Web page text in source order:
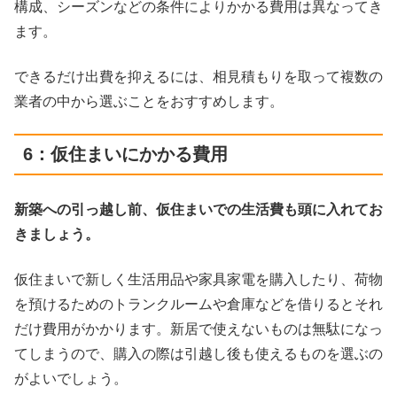
構成、シーズンなどの条件によりかかる費用は異なってき
ます。
できるだけ出費を抑えるには、相見積もりを取って複数の
業者の中から選ぶことをおすすめします。
6：仮住まいにかかる費用
新築への引っ越し前、仮住まいでの生活費も頭に入れてお
きましょう。
仮住まいで新しく生活用品や家具家電を購入したり、荷物
を預けるためのトランクルームや倉庫などを借りるとそれ
だけ費用がかかります。新居で使えないものは無駄になっ
てしまうので、購入の際は引越し後も使えるものを選ぶの
がよいでしょう。